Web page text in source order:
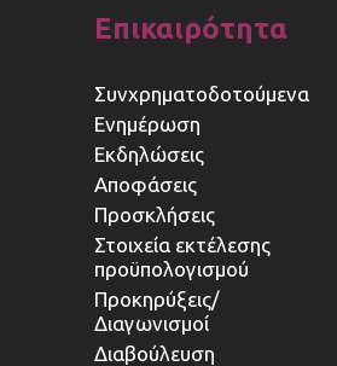
Επικαιρότητα
Συνχρηματοδοτούμενα
Ενημέρωση
Εκδηλώσεις
Αποφάσεις
Προσκλήσεις
Στοιχεία εκτέλεσης
προϋπολογισμού
Προκηρύξεις/
Διαγωνισμοί
Διαβούλευση